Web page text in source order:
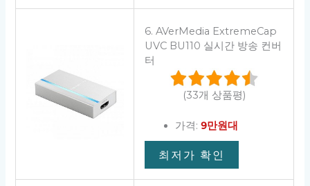
6. AVerMedia ExtremeCap
UVC BU110 실시간 방송 컨버
터
(33개 상품평)
가격: 9만원대
최저가 확인